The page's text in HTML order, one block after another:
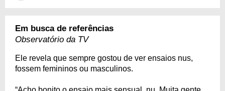
Em busca de referências
Observatório da TV
Ele revela que sempre gostou de ver ensaios nus,
fossem femininos ou masculinos.